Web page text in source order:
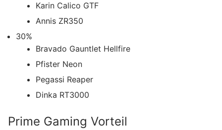
Karin Calico GTF
Annis ZR350
30%
Bravado Gauntlet Hellfire
Pfister Neon
Pegassi Reaper
Dinka RT3000
Prime Gaming Vorteil